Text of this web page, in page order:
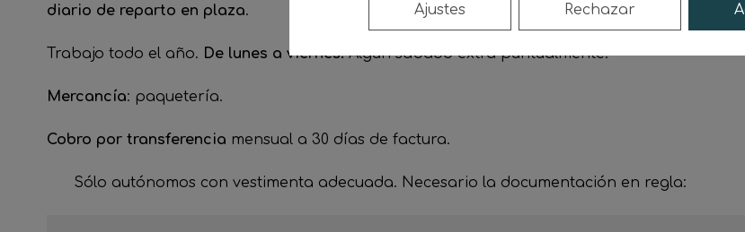
diario de reparto en plaza.
Trabajo todo el año. De lunes a viernes.Algún sábado extra puntualmente.
Mercancía: paquetería.
Cobro por transferencia mensual a 30 días de factura.
Sólo autónomos con vestimenta adecuada. Necesario la documentación en regla:
Rechazar
Ajustes